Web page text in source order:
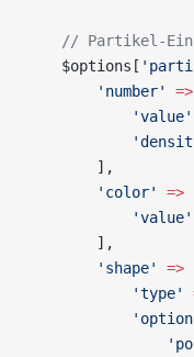
// Partikel-
    $options[
        'number'
=>
            'value'
        ],
        'color'
=>
            'value'
        ],
        'shape'
=>
            'type'